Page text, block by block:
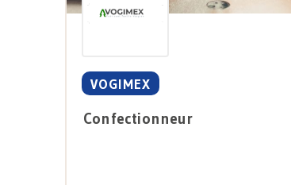
VOGIMEX
Confectionneur